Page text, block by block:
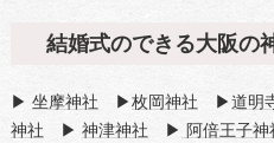
結婚式のできる大阪の
▶ 坐摩神社 ▶ 枚岡神社 ▶ 道明
神社 ▶ 神津神社 ▶ 阿倍王子神